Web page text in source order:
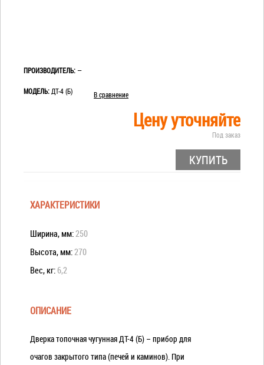
ПРОИЗВОДИТЕЛЬ: —
МОДЕЛЬ: ДТ-4 (Б) В сравнение
Цену уточняйте
Под заказ
КУПИТЬ
ХАРАКТЕРИСТИКИ
Ширина, мм:250
Высота, мм:270
Вес, кг: 6,2
ОПИСАНИЕ
Дверка топочная чугунная ДТ-4 (Б) – прибор для
очагов закрытого типа (печей и каминов). При